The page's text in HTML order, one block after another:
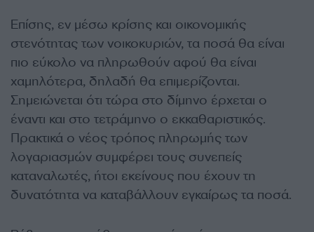
Επίσης, εν μέσω κρίσης και οικονομικής
στενότητας των νοικοκυριών, τα ποσά θα είναι
πιο εύκολο να πληρωθούν αφού θα είναι
χαμηλότερα, δηλαδή θα επιμερίζονται.
Σημειώνεται ότι τώρα στο δίμηνο έρχεται ο
έναντι και στο τετράμηνο ο εκκαθαριστικός.
Πρακτικά ο νέος τρόπος πληρωμής των
λογαριασμών συμφέρει τους συνεπείς
καταναλωτές, ήτοι εκείνους που έχουν τη
δυνατότητα να καταβάλλουν εγκαίρως τα ποσά.